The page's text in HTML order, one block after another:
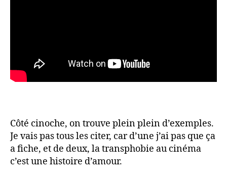
Côté cinoche, on trouve plein plein d’exemples.
Je vais pas tous les citer, car d’une j’ai pas que ça
a fiche, et de deux, la transphobie au cinéma
c’est une histoire d’amour.